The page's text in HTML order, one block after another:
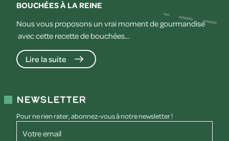
BOUCHÉES À LA REINE
Nous vous proposons un vrai moment de gourmandise
avec cette recette de bouchées...
Lire la suite
Newsletter
Pour ne rien rater, abonnez-vous à notre newsletter !
Votre email